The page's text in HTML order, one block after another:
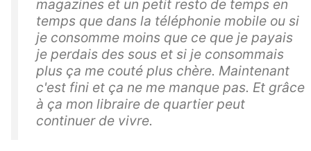
magazines et un petit resto de temps en
temps que dans la téléphonie mobile ou si
je consomme moins que ce que je payais
je perdais des sous et si je consommais
plus ça me couté plus chère. Maintenant
c'est fini et ça ne me manque pas. Et grâce
à ça mon libraire de quartier peut
continuer de vivre.